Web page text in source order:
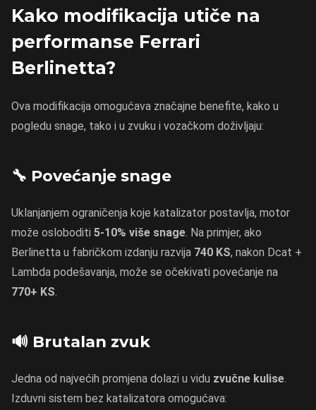
Kako modifikacija utiče na
performanse Ferrari
Berlinetta?
Ova modifikacija omogućava značajne benefite, kako u
pogledu snage, tako i u zvuku i vozačkom doživljaju:
🔧 Povećanje snage
Uklanjanjem ograničenja koje katalizator postavlja, motor
može osloboditi 5-10% više snage. Na primjer, ako
Berlinetta u fabričkom izdanju razvija 740 KS, nakon Dcat +
Lambda podešavanja, može se očekivati povećanje na
770+ KS.
🔊 Brutalan zvuk
Jedna od najvećih promjena dolazi u vidu zvučne kulise.
Izduvni sistem bez katalizatora omogućava: